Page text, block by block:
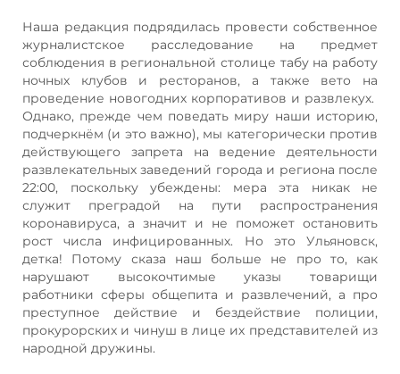
Наша редакция подрядилась провести собственное
журналистское расследование на предмет
соблюдения в региональной столице табу на работу
ночных клубов и ресторанов, а также вето на
проведение новогодних корпоративов и развлекух.
Однако, прежде чем поведать миру наши историю,
подчеркнём (и это важно), мы категорически против
действующего запрета на ведение деятельности
развлекательных заведений города и региона после
22:00, поскольку убеждены: мера эта никак не
служит преградой на пути распространения
коронавируса, а значит и не поможет остановить
рост числа инфицированных. Но это Ульяновск,
детка! Потому сказа наш больше не про то, как
нарушают высокочтимые указы товарищи
работники сферы общепита и развлечений, а про
преступное действие и бездействие полиции,
прокурорских и чинуш в лице их представителей из
народной дружины.